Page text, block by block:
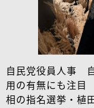
自民党役員人事
用の有無にも注目
相の指名選挙・植